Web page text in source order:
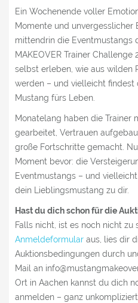
MUSTANG MAKEOVER
IG MUSTANG
MEDIATHEK
Ein Wochenende voller
Momente und unvergesslicher
mittendrin die Eventmustangs
MAKEOVER Trainer Challenge
selbst erleben, wie aus wilden
werden – und vielleicht findest
Mustang fürs Leben.
Monatelang haben die Trainer
gearbeitet, Vertrauen
große Fortschritte gemacht.
Moment bevor: die
Eventmustangs – und
dein Lieblingsmustang zu dir.
Hast du dich schon für die
Falls nicht, ist es noch nicht zu
Anmeldeformular aus, lies dir
Auktionsbedingungen durch
Mail an
Ort in Aachen kannst du dich
anmelden – ganz